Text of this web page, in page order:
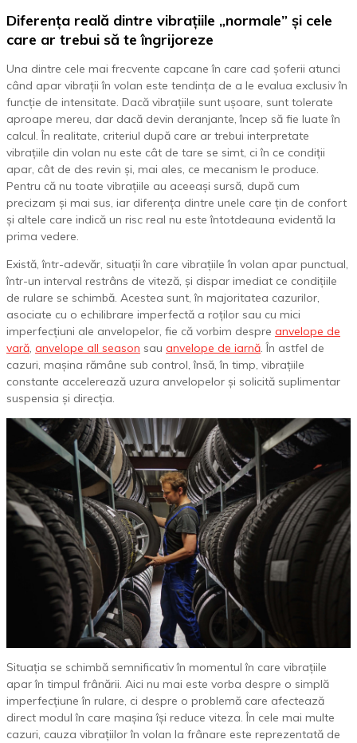
Diferența reală dintre vibrațiile „normale” și cele
care ar trebui să te îngrijoreze
Una dintre cele mai frecvente capcane în care cad șoferii atunci
când apar vibrații în volan este tendința de a le evalua exclusiv în
funcție de intensitate. Dacă vibrațiile sunt ușoare, sunt tolerate
aproape mereu, dar dacă devin deranjante, încep să fie luate în
calcul. În realitate, criteriul după care ar trebui interpretate
vibrațiile din volan nu este cât de tare se simt, ci în ce condiții
apar, cât de des revin și, mai ales, ce mecanism le produce.
Pentru că nu toate vibrațiile au aceeași sursă, după cum
precizam și mai sus, iar diferența dintre unele care țin de confort
și altele care indică un risc real nu este întotdeauna evidentă la
prima vedere.
Există, într-adevăr, situații în care vibrațiile în volan apar punctual,
într-un interval restrâns de viteză, și dispar imediat ce condițiile
de rulare se schimbă. Acestea sunt, în majoritatea cazurilor,
asociate cu o echilibrare imperfectă a roților sau cu mici
imperfecțiuni ale anvelopelor, fie că vorbim despre anvelope de
vară, anvelope all season sau anvelope de iarnă. În astfel de
cazuri, mașina rămâne sub control, însă, în timp, vibrațiile
constante accelerează uzura anvelopelor și solicită suplimentar
suspensia și direcția.
Situația se schimbă semnificativ în momentul în care vibrațiile
apar în timpul frânării. Aici nu mai este vorba despre o simplă
imperfecțiune în rulare, ci despre o problemă care afectează
direct modul în care mașina își reduce viteza. În cele mai multe
cazuri, cauza vibrațiilor în volan la frânare este reprezentată de